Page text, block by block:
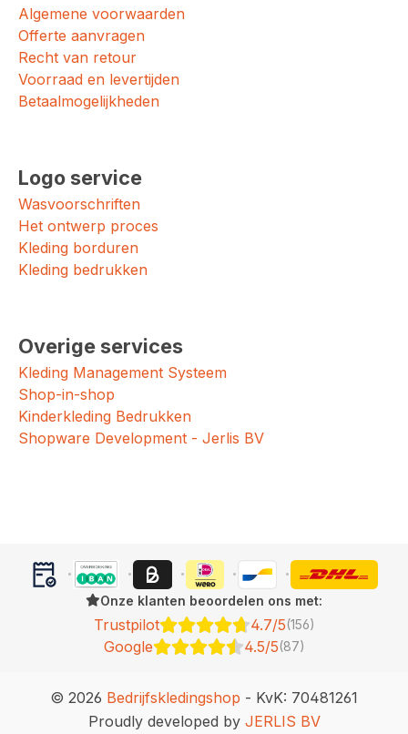
Algemene voorwaarden
Offerte aanvragen
Recht van retour
Voorraad en levertijden
Betaalmogelijkheden
Logo service
Wasvoorschriften
Het ontwerp proces
Kleding borduren
Kleding bedrukken
Overige services
Kleding Management Systeem
Shop-in-shop
Kinderkleding Bedrukken
Shopware Development - Jerlis BV
Onze klanten beoordelen ons met:
Trustpilot 4.7/5(156)
Google 4.5/5(87)
© 2026 Bedrijfskledingshop - KvK: 70481261
Proudly developed by JERLIS BV